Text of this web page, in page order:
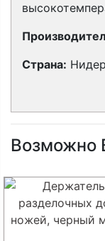
Страна:
Возможно